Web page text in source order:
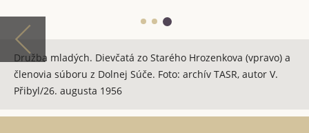
Družba mladých. Dievčatá zo Starého Hrozenkova (vpravo) a
členovia súboru z Dolnej Súče. Foto: archív TASR, autor V.
Přibyl/26. augusta 1956